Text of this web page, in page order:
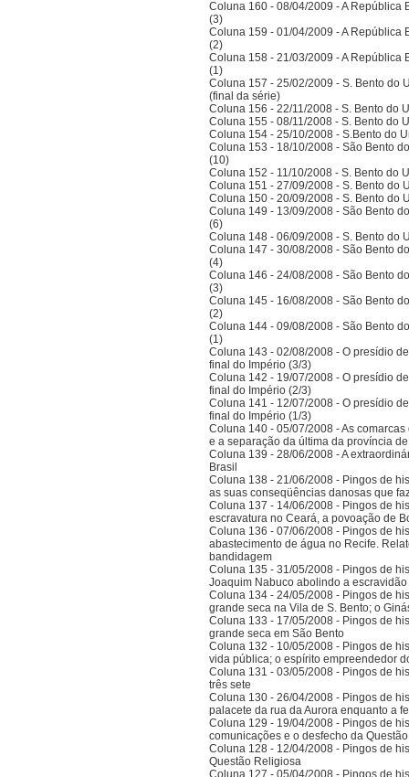
Coluna 160 - 08/04/2009 - A República
(3)
Coluna 159 - 01/04/2009 - A República
(2)
Coluna 158 - 21/03/2009 - A República
(1)
Coluna 157 - 25/02/2009 - S. Bento do
(final da série)
Coluna 156 - 22/11/2008 - S. Bento do
Coluna 155 - 08/11/2008 - S. Bento do
Coluna 154 - 25/10/2008 - S.Bento do
Coluna 153 - 18/10/2008 - São Bento
(10)
Coluna 152 - 11/10/2008 - S. Bento do
Coluna 151 - 27/09/2008 - S. Bento do
Coluna 150 - 20/09/2008 - S. Bento do
Coluna 149 - 13/09/2008 - São Bento
(6)
Coluna 148 - 06/09/2008 - S. Bento do
Coluna 147 - 30/08/2008 - São Bento
(4)
Coluna 146 - 24/08/2008 - São Bento
(3)
Coluna 145 - 16/08/2008 - São Bento
(2)
Coluna 144 - 09/08/2008 - São Bento
(1)
Coluna 143 - 02/08/2008 - O presídio
final do Império (3/3)
Coluna 142 - 19/07/2008 - O presídio
final do Império (2/3)
Coluna 141 - 12/07/2008 - O presídio
final do Império (1/3)
Coluna 140 - 05/07/2008 - As
e a separação da última da província
Coluna 139 - 28/06/2008 - A
Brasil
Coluna 138 - 21/06/2008 - Pingos de
as suas conseqüências danosas que
Coluna 137 - 14/06/2008 - Pingos de
escravatura no Ceará, a povoação de
Coluna 136 - 07/06/2008 - Pingos de
abastecimento de água no Recife.
bandidagem
Coluna 135 - 31/05/2008 - Pingos de
Joaquim Nabuco abolindo a
Coluna 134 - 24/05/2008 - Pingos de
grande seca na Vila de S. Bento; o
Coluna 133 - 17/05/2008 - Pingos de
grande seca em São Bento
Coluna 132 - 10/05/2008 - Pingos de
vida pública; o espírito empreendedor
Coluna 131 - 03/05/2008 - Pingos de
três sete
Coluna 130 - 26/04/2008 - Pingos de
palacete da rua da Aurora enquanto a
Coluna 129 - 19/04/2008 - Pingos de
comunicações e o desfecho da
Coluna 128 - 12/04/2008 - Pingos de
Questão Religiosa
Coluna 127 - 05/04/2008 - Pingos de